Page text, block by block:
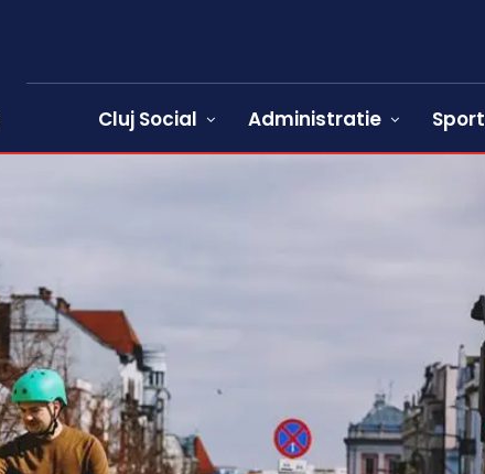
Cluj Social Administratie Sport